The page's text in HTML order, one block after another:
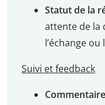
Statut de la
attente de la
l’échange
Suivi et feedback